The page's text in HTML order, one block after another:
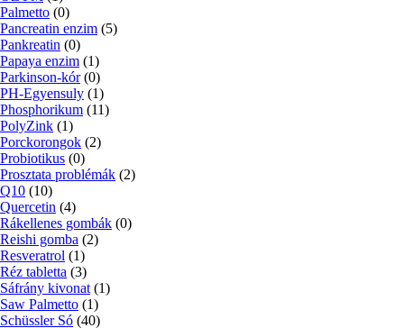
Palmetto (0)
Pancreatin enzim (5)
Pankreatin (0)
Papaya enzim (1)
Parkinson-kór (0)
PH-Egyensuly (1)
Phosphorikum (11)
PolyZink (1)
Porckorongok (2)
Probiotikus (0)
Prosztata problémák (2)
Q10 (10)
Quercetin (4)
Rákellenes gombák (0)
Reishi gomba (2)
Resveratrol (1)
Réz tabletta (3)
Sáfrány kivonat (1)
Saw Palmetto (1)
Schüssler Só (40)